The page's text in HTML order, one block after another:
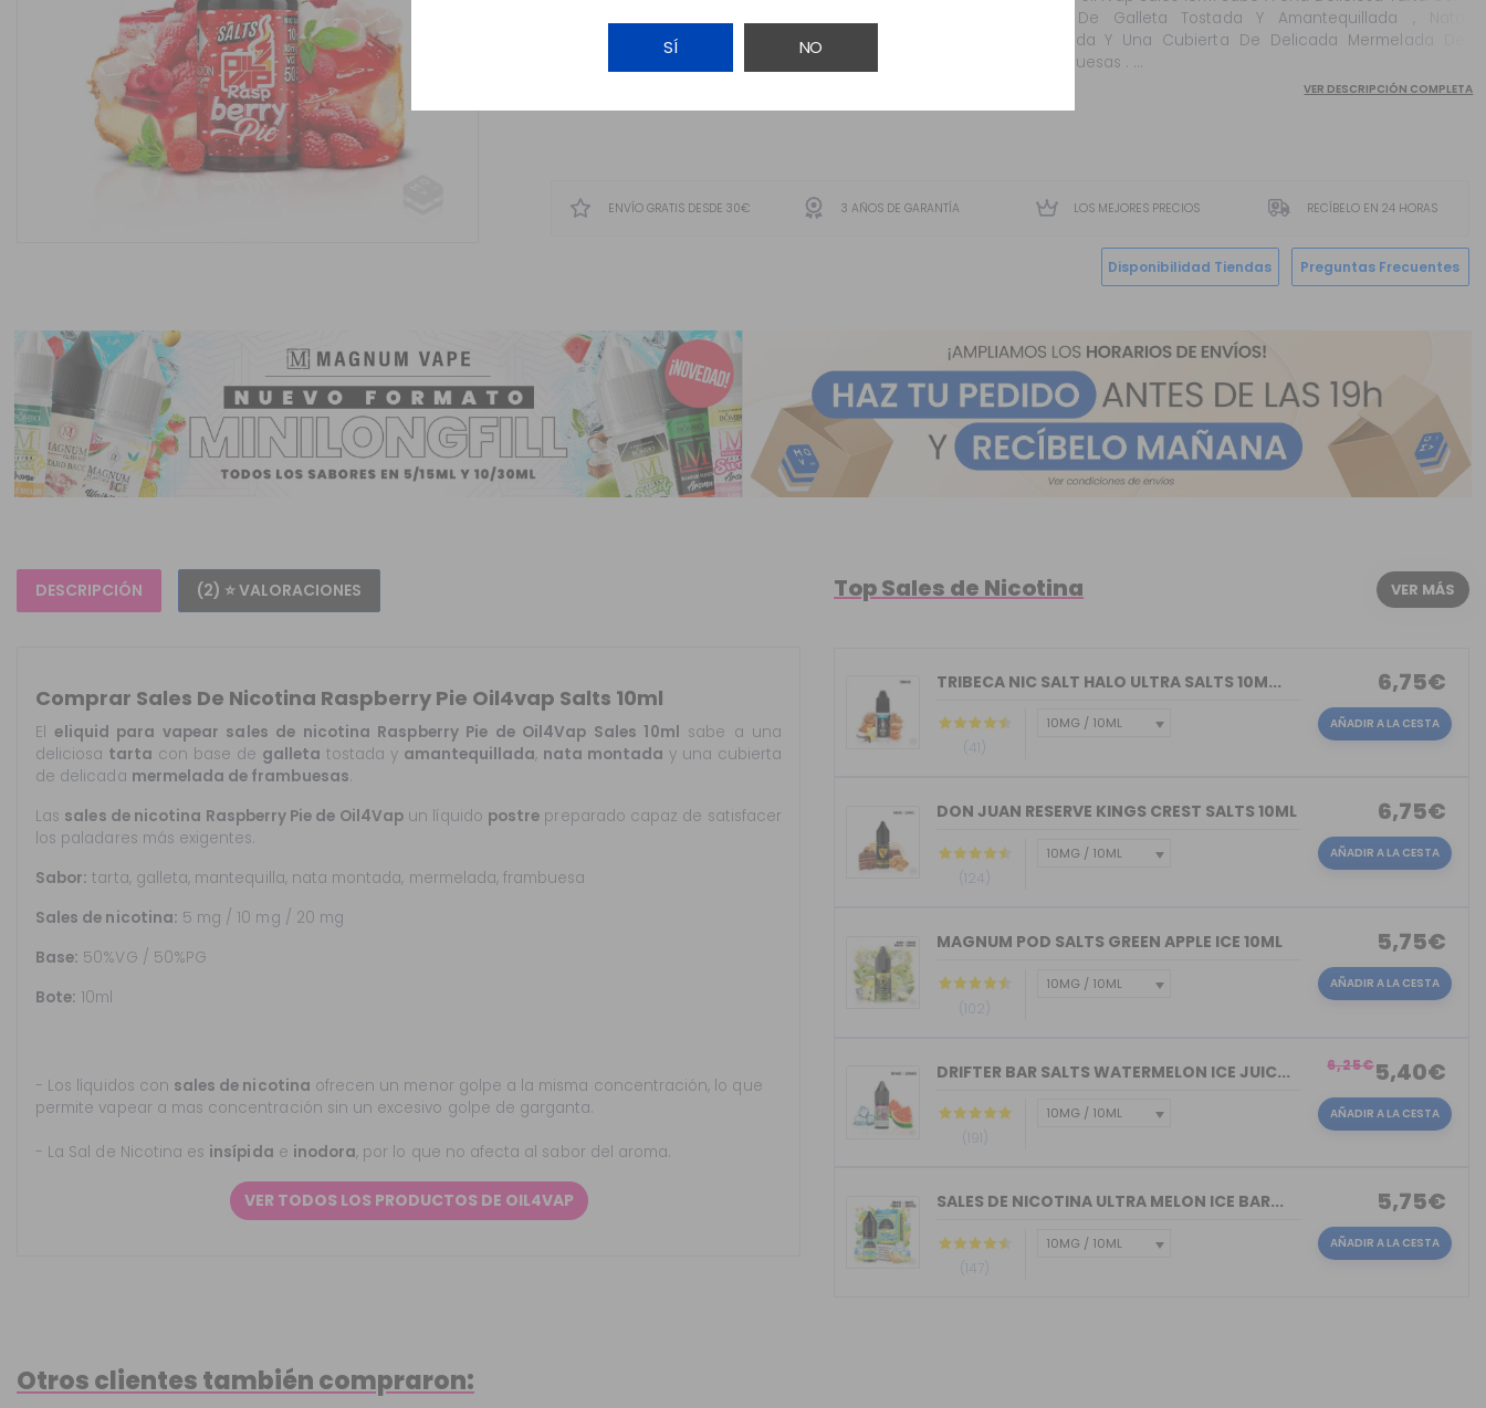
SÍ NO
Base De Galleta Tostada Y Amantequillada , Nata
Montada Y Una Cubierta De Delicada Mermelada De
Frambuesas . ...
VER DESCRIPCIÓN COMPLETA
ENVÍO GRATIS DESDE 30€ 3 AÑOS DE GARANTÍA LOS MEJORES PRECIOS RECÍBELO EN 24 HORAS
Disponibilidad Tiendas Preguntas Frecuentes
DESCRIPCIÓN (2) ⭐ VALORACIONES
Comprar Sales De Nicotina Raspberry Pie Oil4vap Salts 10ml
Eleliquid para vapear sales de nicotina Raspberry Pie de Oil4Vap Sales 10ml sabe a una
deliciosa tarta con base de galleta tostada y amantequillada, nata montada y una cubierta
de delicada mermelada de frambuesas.
Las sales de nicotina Raspberry Pie de Oil4Vap un líquido postre preparado capaz de satisfacer
los paladares más exigentes.
Sabor: tarta, galleta, mantequilla, nata montada, mermelada, frambuesa
Sales de nicotina: 5 mg / 10 mg / 20 mg
Base: 50%VG / 50%PG
Bote: 10ml
- Los líquidos con sales de nicotina ofrecen un menor golpe a la misma concentración, lo que
permite vapear a mas concentración sin un excesivo golpe de garganta.
- La Sal de Nicotina es insípida e inodora, por lo que no afecta al sabor del aroma.
VER TODOS LOS PRODUCTOS DE OIL4VAP
Top Sales de Nicotina VER MÁS
TRIBECA NIC SALT HALO ULTRA SALTS 10M...
(41)
6,75€
AÑADIR A LA CESTA
DON JUAN RESERVE KINGS CREST SALTS 10ML
(124)
6,75€
AÑADIR A LA CESTA
MAGNUM POD SALTS GREEN APPLE ICE 10ML
(102)
5,75€
AÑADIR A LA CESTA
DRIFTER BAR SALTS WATERMELON ICE JUIC...
(191)
5,40€
6,25€
AÑADIR A LA CESTA
SALES DE NICOTINA ULTRA MELON ICE BAR...
(147)
5,75€
AÑADIR A LA CESTA
Otros clientes también compraron: